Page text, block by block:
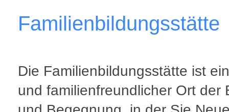
Familienbildungsstätte
Die Familienbildungsstätte ist
und familienfreundlicher Ort der